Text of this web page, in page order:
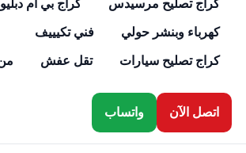
كراج تصليح مرسيدس كراج بي ام دبليو
كهرباء وبنشر حولي فني تكيييف
كراج تصليح سيارات تقل عفش
اتصل الآن واتساب